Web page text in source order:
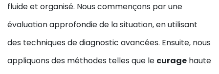
fluide et organisé. Nous commençons par une
évaluation approfondie de la situation, en utilisant
des techniques de diagnostic avancées. Ensuite, nous
appliquons des méthodes telles que le curage haute